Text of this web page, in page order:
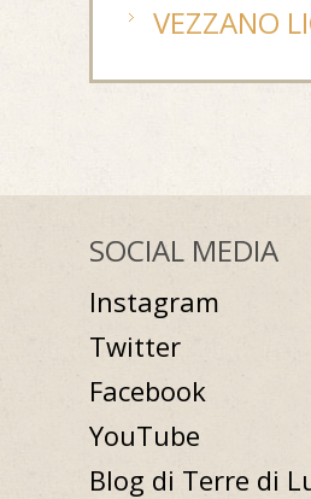
VEZZANO
SOCIAL MEDIA
Instagram
Twitter
Facebook
YouTube
Blog di Terre di